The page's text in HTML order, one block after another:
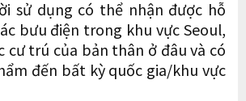
sử dụng có thể nhận được hỗ
bưu điện trong khu vực Seoul,
cư trú của bản thân ở đâu và có
đến bất kỳ quốc gia/khu vực